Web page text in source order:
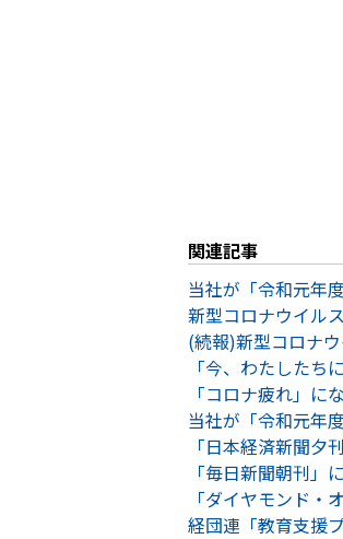
関連記事
当社が「令和元年
新型コロナウイル
(続報)新型コロナ
「今、わたした
「コロナ疲れ」
当社が「令和元年
「日本経済新聞
「毎日新聞朝刊
「ダイヤモンド
経団連「教育支援